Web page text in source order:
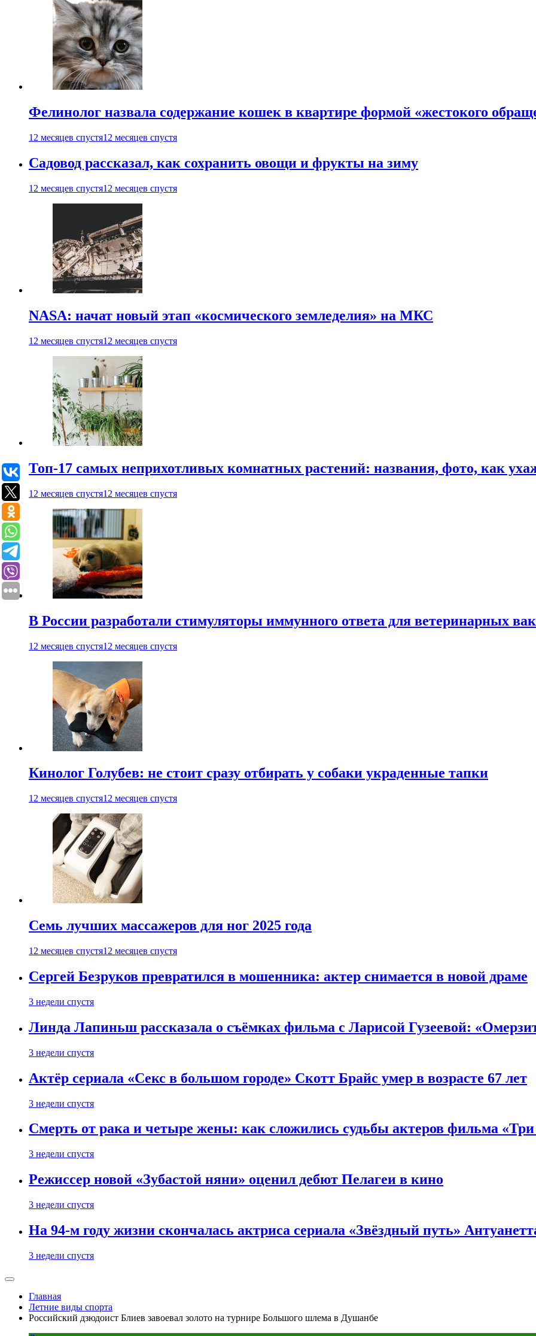
Фелинолог назвала содержание кошек в квартире формой «жестокого
12 месяцев спустя12 месяцев спустя
Садовод рассказал, как сохранить овощи и фрукты на зиму
12 месяцев спустя12 месяцев спустя
NASA: начат новый этап «космического земледелия» на МКС
12 месяцев спустя12 месяцев спустя
Топ-17 самых неприхотливых комнатных растений: названия, фото, как
12 месяцев спустя12 месяцев спустя
В России разработали стимуляторы иммунного ответа для ветеринарных
12 месяцев спустя12 месяцев спустя
Кинолог Голубев: не стоит сразу отбирать у собаки украденные тапки
12 месяцев спустя12 месяцев спустя
Семь лучших массажеров для ног 2025 года
12 месяцев спустя12 месяцев спустя
Сергей Безруков превратился в мошенника: актер снимается в новой драме
3 недели спустя
Линда Лапиньш рассказала о съёмках фильма с Ларисой Гузеевой:
3 недели спустя
Актёр сериала «Секс в большом городе» Скотт Брайс умер в возрасте 67 лет
3 недели спустя
Смерть от рака и четыре жены: как сложились судьбы актеров фильма
3 недели спустя
Режиссер новой «Зубастой няни» оценил дебют Пелагеи в кино
3 недели спустя
На 94-м году жизни скончалась актриса сериала «Звёздный путь»
3 недели спустя
Главная
Летние виды спорта
Российский дзюдоист Блиев завоевал золото на турнире Большого шлема в Душанбе